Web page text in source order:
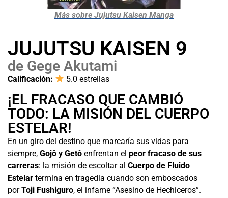
Más sobre Jujutsu Kaisen Manga
JUJUTSU KAISEN 9
de Gege Akutami
Calificación: 5.0 estrellas
¡EL FRACASO QUE CAMBIÓ
TODO: LA MISIÓN DEL CUERPO
ESTELAR!
En un giro del destino que marcaría sus vidas para
siempre, Gojô y Getô enfrentan el peor fracaso de sus
carreras: la misión de escoltar al Cuerpo de Fluido
Estelar termina en tragedia cuando son emboscados
porToji Fushiguro, el infame “Asesino de Hechiceros”.